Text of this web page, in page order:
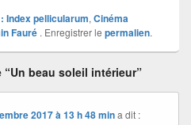
Index pellicularum,Cinéma
Fauré . Enregistrer le permalien.
beau soleil intérieur”
2017 à 13 h 48 min a dit :